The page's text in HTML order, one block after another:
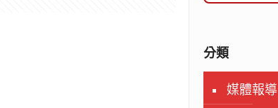
分類
媒體報導